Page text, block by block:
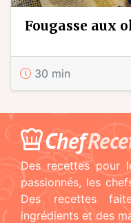
fougasse aux
30 min
Chef
Des recettes pour
passionnés, les
Des recettes
ingrédients et des